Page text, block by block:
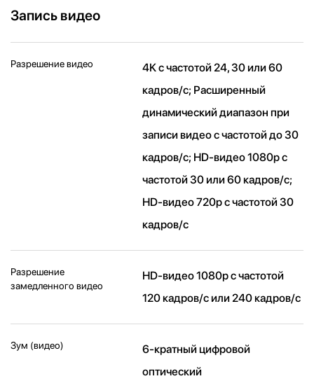
Запись видео
Разрешение видео
4K с частотой 24, 30 или 60
кадров/ с; Расширенный
динамический диапазон при
записи видео с частотой до 30
кадров/ с; HD-видео 1080p с
частотой 30 или 60 кадров/ с;
HD-видео 720p с частотой 30
кадров/ с
Разрешение
замедленного видео
HD-видео 1080р c частотой
120 кадров/ с или 240 кадров/ с
Зум (видео)
6-кратный цифровой
оптический